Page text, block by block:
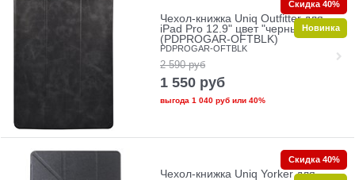
Чехол-книжка Uniq Outfitter для
iPad Pro 12.9" цвет "черный"
(PDPROGAR-OFTBLK)
PDPROGAR-OFTBLK
2 590 руб
1 550 руб
выгода 1 040 рубили 40%
Скидка 40%
Новинка
Чехол-книжка Uniq Yorker для
Скидка 40%